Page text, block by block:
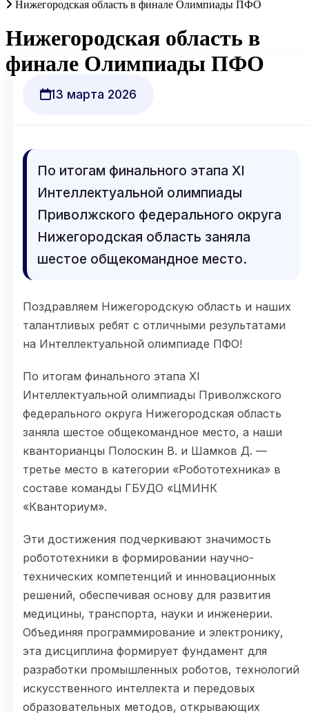
Нижегородская область в финале Олимпиады ПФО
Нижегородская область в
финале Олимпиады ПФО
13 марта 2026
По итогам финального этапа XI
Интеллектуальной олимпиады
Приволжского федерального округа
Нижегородская область заняла
шестое общекомандное место.
Поздравляем Нижегородскую область и наших
талантливых ребят с отличными результатами
на Интеллектуальной олимпиаде ПФО!
По итогам финального этапа XI
Интеллектуальной олимпиады Приволжского
федерального округа Нижегородская область
заняла шестое общекомандное место, а наши
кванторианцы Полоскин В. и Шамков Д. —
третье место в категории «Робототехника» в
составе команды ГБУДО «ЦМИНК
«Кванториум».
Эти достижения подчеркивают значимость
робототехники в формировании научно-
технических компетенций и инновационных
решений, обеспечивая основу для развития
медицины, транспорта, науки и инженерии.
Объединяя программирование и электронику,
эта дисциплина формирует фундамент для
разработки промышленных роботов, технологий
искусственного интеллекта и передовых
образовательных методов, открывающих